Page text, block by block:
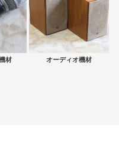
材 オーディオ機材